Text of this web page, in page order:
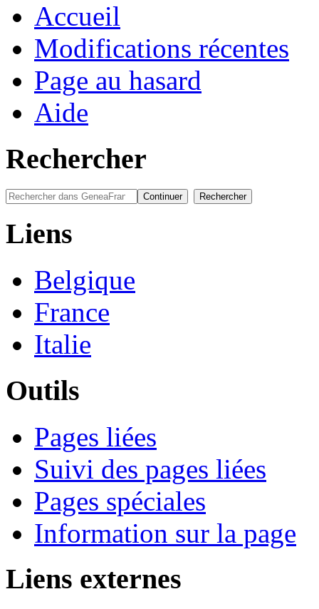
Accueil
Modifications récentes
Page au hasard
Aide
Rechercher
Liens
Belgique
France
Italie
Outils
Pages liées
Suivi des pages liées
Pages spéciales
Information sur la page
Liens externes